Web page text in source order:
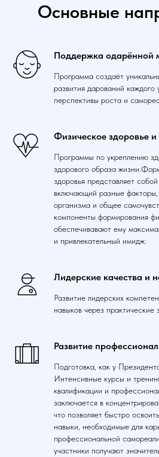
Основные
Поддержка одарённой
Программа создаёт
развития дарований каждого
перспективы роста и
Физическое здоровье и
Программы по укреплению
здорового образа
здоровья представляет
включающий разные
организма и общее
компоненты формирования
обеспечивавают ему
и привлекательный имидж:
Лидерские качества и
Развитие лидерских
навыков через практические
Развитие
Подготовка, как у
Интенсивные курсы и
квалификации и
заключается в
что позволяет быстро
навыки, необходимые для
профессиональной
участники получают